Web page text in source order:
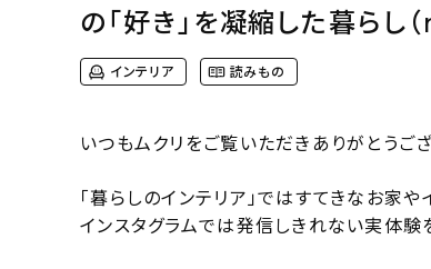
の「好き」を凝縮した暮ら
インテリア 読みもの
いつもムクリをご覧いただきありがとうござ
「暮らしのインテリア」ではすてきなお家
インスタグラムでは発信しきれない実体験